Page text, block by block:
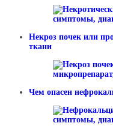
Некроз почек или
ткани
Чем опасен